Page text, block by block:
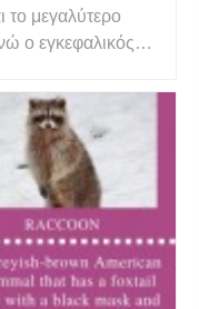
το μεγαλύτερο
ο εγκεφαλικός
για
τάξης,